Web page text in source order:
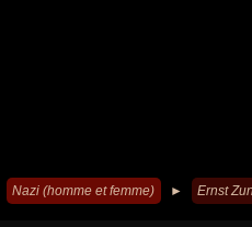
Nazi (homme et femme) ► Ernst